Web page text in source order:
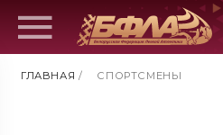
ГЛАВНАЯ / СПОРТСМЕНЫ